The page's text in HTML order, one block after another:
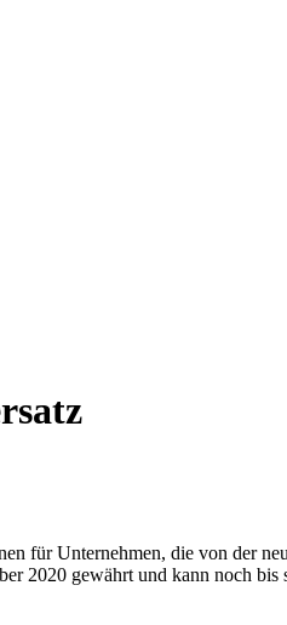
für Unternehmen, die von der
2020 gewährt und kann noch